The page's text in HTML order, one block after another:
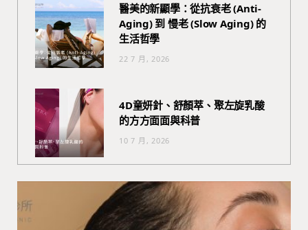
醫美的新顯學：從抗衰老 (Anti-
Aging) 到 慢老 (Slow Aging) 的
生活哲學
22 7 月, 2026
4D童妍針、舒顏萃、聚左旋乳酸
的方方面面與科普
10 7 月, 2026